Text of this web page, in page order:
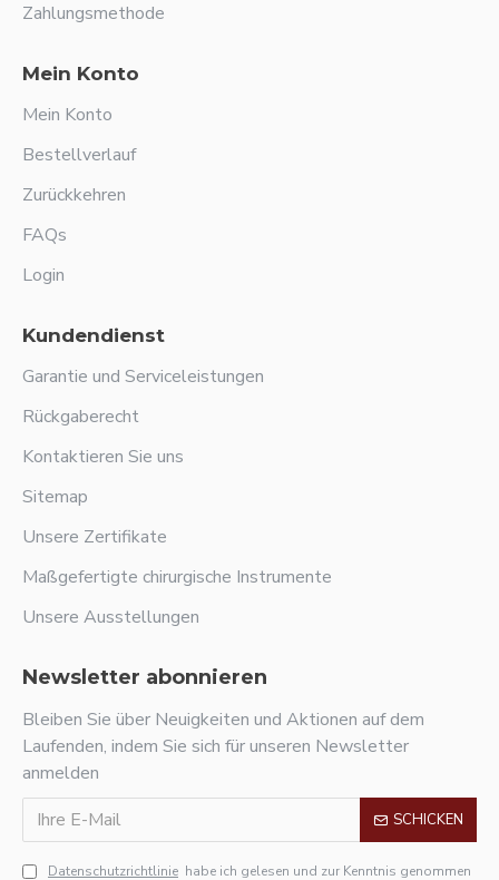
Zahlungsmethode
Mein Konto
Mein Konto
Bestellverlauf
Zurückkehren
FAQs
Login
Kundendienst
Garantie und Serviceleistungen
Rückgaberecht
Kontaktieren Sie uns
Sitemap
Unsere Zertifikate
Maßgefertigte chirurgische Instrumente
Unsere Ausstellungen
Newsletter abonnieren
Bleiben Sie über Neuigkeiten und Aktionen auf dem
Laufenden, indem Sie sich für unseren Newsletter
anmelden
SCHICKEN
Datenschutzrichtlinie habe ich gelesen und zur Kenntnis genommen